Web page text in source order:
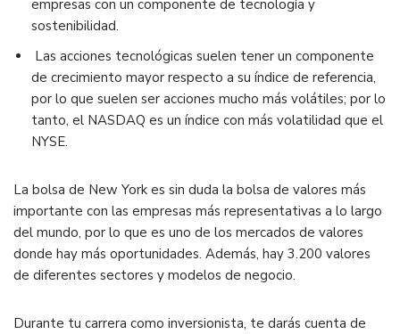
empresas con un componente de tecnología y
sostenibilidad.
Las acciones tecnológicas suelen tener un componente
de crecimiento mayor respecto a su índice de referencia,
por lo que suelen ser acciones mucho más volátiles; por lo
tanto, el NASDAQ es un índice con más volatilidad que el
NYSE.
La bolsa de New York es sin duda la bolsa de valores más
importante con las empresas más representativas a lo largo
del mundo, por lo que es uno de los mercados de valores
donde hay más oportunidades. Además, hay 3.200 valores
de diferentes sectores y modelos de negocio.
Durante tu carrera como inversionista, te darás cuenta de